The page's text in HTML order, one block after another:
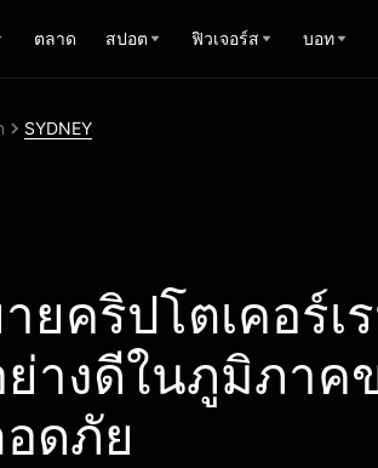
ตลาด สปอต ฟิวเจอร์ส บอท
SYDNEY
ยคริปโตเคอร์เ
ย่างดีในภูมิภาค
ดภัย